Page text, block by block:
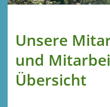
Unsere
und
Übersicht